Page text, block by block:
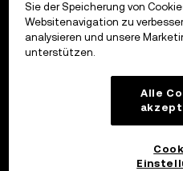
Sie der Speicherung von
Websitenavigation zu
analysieren und unsere
unterstützen.
Alle